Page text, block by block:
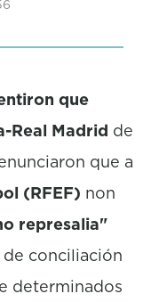
que
Real Madrid de
que a
(RFEF) non
represalia"
conciliación
determinados